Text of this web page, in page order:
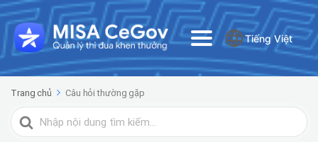
Tiếng Việt
Trang chủ Câu hỏi thường gặp
Tìm
kiếm